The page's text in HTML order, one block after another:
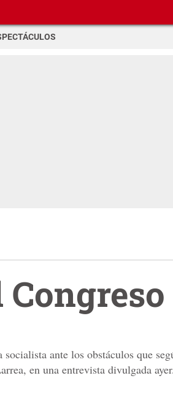
ante los obstáculos que
en una entrevista divulgada ayer.